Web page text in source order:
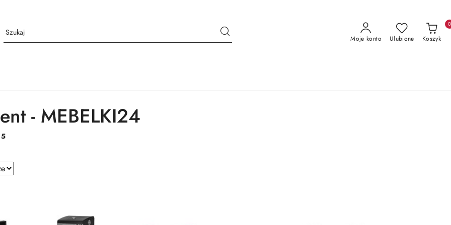
Moje konto Ulubione Koszyk
0
- MEBELKI24
5